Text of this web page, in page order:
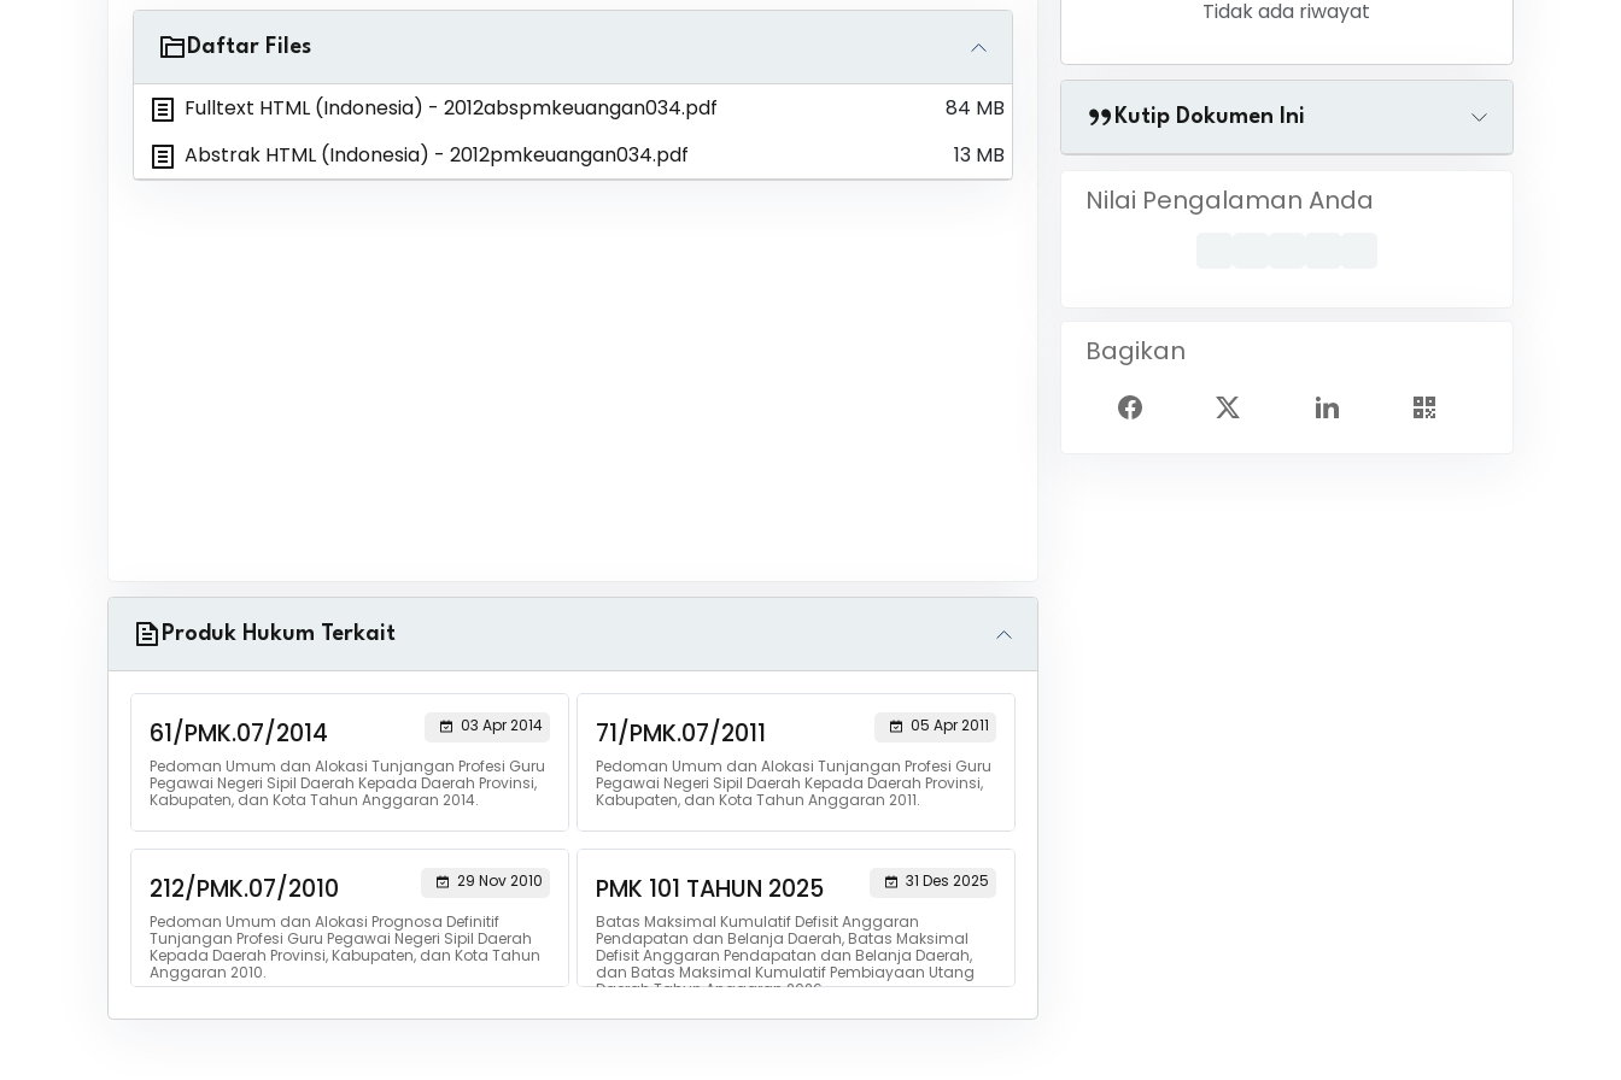
Daftar Files
Fulltext HTML (Indonesia) - 2012abspmkeuangan034.pdf
84 MB
Abstrak HTML (Indonesia) - 2012pmkeuangan034.pdf 13 MB
Produk Hukum Terkait
61/PMK.07/2014
03 Apr 2014
Pedoman Umum dan Alokasi Tunjangan Profesi Guru
Pegawai Negeri Sipil Daerah Kepada Daerah Provinsi,
Kabupaten, dan Kota Tahun Anggaran 2014.
71/PMK.07/2011
05 Apr 2011
Pedoman Umum dan Alokasi Tunjangan Profesi Guru
Pegawai Negeri Sipil Daerah Kepada Daerah Provinsi,
Kabupaten, dan Kota Tahun Anggaran 2011.
212/PMK.07/2010
29 Nov 2010
Pedoman Umum dan Alokasi Prognosa Definitif
Tunjangan Profesi Guru Pegawai Negeri Sipil Daerah
Kepada Daerah Provinsi, Kabupaten, dan Kota Tahun
Anggaran 2010.
PMK 101 TAHUN 2025
31 Des 2025
Batas Maksimal Kumulatif Defisit Anggaran
Pendapatan dan Belanja Daerah, Batas Maksimal
Defisit Anggaran Pendapatan dan Belanja Daerah,
dan Batas Maksimal Kumulatif Pembiayaan Utang
Daerah Tahun Anggaran 2026
Tidak ada riwayat
Kutip Dokumen Ini
Nilai Pengalaman Anda
Bagikan